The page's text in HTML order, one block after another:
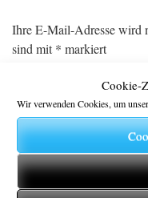
Cookie-
Wir verwenden Cookies, um
Ihre E-Mail-Adresse wird
sind mit* markiert